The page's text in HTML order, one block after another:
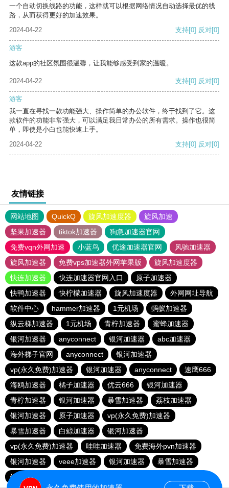
一个自动切换线路的功能，这样就可以根据网络情况自动选择最优的线
路，从而获得更好的加速效果。
2024-04-22
支持[0] 反对[0]
游客
这款app的社区氛围很温馨，让我能够感受到家的温暖。
2024-04-22 支持[0] 反对[0]
游客
我一直在寻找一款功能强大、操作简单的办公软件，终于找到了它。这
款软件的功能非常强大，可以满足我日常办公的所有需求。操作也很简
单，即使是小白也能快速上手。
2024-04-22
支持[0] 反对[0]
友情链接
网站地图 QuickQ 旋风加速度器
旋风加速
坚果加速器
tiktok加速器
狗急加速器官网
免费vqn外网加速
小蓝鸟 优途加速器官网
风驰加速器
旋风加速器
免费vps加速器外网苹果版
旋风加速度器
快连加速器
快连加速器官网入口
原子加速器
快鸭加速器
快柠檬加速器 旋风加速度器
外网网址导航
软件中心
hammer加速器 1元机场
蚂蚁加速器
纵云梯加速器
1元机场 青柠加速器
蜜蜂加速器
银河加速器
anyconnect 银河加速器
abc加速器
海外梯子官网
anyconnect
银河加速器
vp(永久免费)加速器
银河加速器 anyconnect
速鹰666
海鸥加速器
橘子加速器 优云666
银河加速器
青柠加速器
银河加速器 暴雪加速器
荔枝加速器
银河加速器
原子加速器
vp(永久免费)加速器
暴雪加速器
白鲸加速器
银河加速器
vp(永久免费)加速器
哇哇加速器
免费海外pvn加速器
银河加速器
veee加速器 银河加速器
暴雪加速器
银河加速器